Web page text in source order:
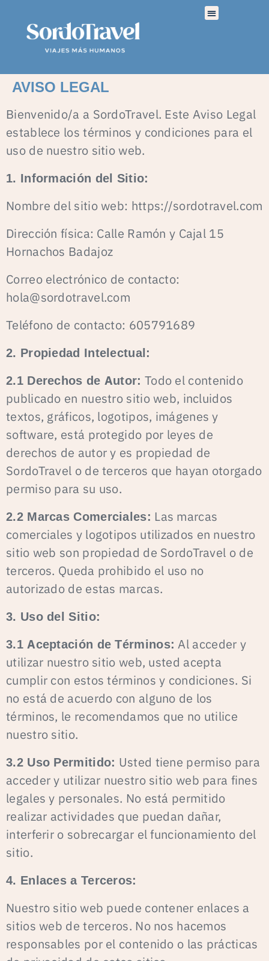
AVISO LEGAL
Bienvenido/a a SordoTravel. Este Aviso Legal
establece los términos y condiciones para el
uso de nuestro sitio web.
1. Información del Sitio:
Nombre del sitio web: https://sordotravel.com
Dirección física: Calle Ramón y Cajal 15
Hornachos Badajoz
Correo electrónico de contacto:
hola@sordotravel.com
Teléfono de contacto: 605791689
2. Propiedad Intelectual:
2.1 Derechos de Autor: Todo el contenido
publicado en nuestro sitio web, incluidos
textos, gráficos, logotipos, imágenes y
software, está protegido por leyes de
derechos de autor y es propiedad de
SordoTravel o de terceros que hayan otorgado
permiso para su uso.
2.2 Marcas Comerciales: Las marcas
comerciales y logotipos utilizados en nuestro
sitio web son propiedad de SordoTravel o de
terceros. Queda prohibido el uso no
autorizado de estas marcas.
3. Uso del Sitio:
3.1 Aceptación de Términos: Al acceder y
utilizar nuestro sitio web, usted acepta
cumplir con estos términos y condiciones. Si
no está de acuerdo con alguno de los
términos, le recomendamos que no utilice
nuestro sitio.
3.2 Uso Permitido: Usted tiene permiso para
acceder y utilizar nuestro sitio web para fines
legales y personales. No está permitido
realizar actividades que puedan dañar,
interferir o sobrecargar el funcionamiento del
sitio.
4. Enlaces a Terceros:
Nuestro sitio web puede contener enlaces a
sitios web de terceros. No nos hacemos
responsables por el contenido o las prácticas